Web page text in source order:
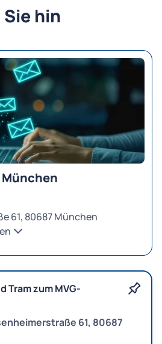
hin
61, 80687 München
07:30 – 12:00 Uhr
14:00 – 18:00 Uhr
Tram zum MVG-
61, 80687